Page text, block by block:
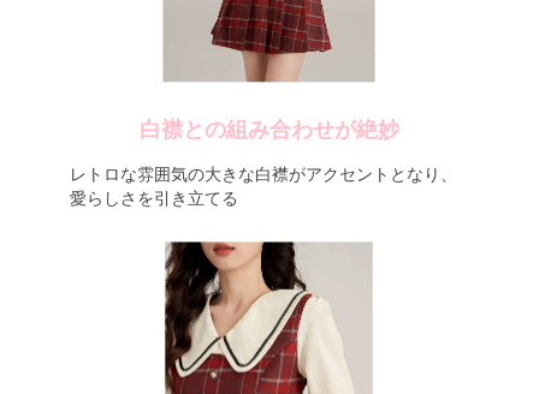
白襟との組み合わせが絶妙
レトロな雰囲気の大きな白襟がアクセントとなり、
愛らしさを引き立てる